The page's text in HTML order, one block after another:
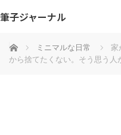
筆子ジャーナル
ホーム ミニマルな日常
家
から捨てたくない。そう思う人